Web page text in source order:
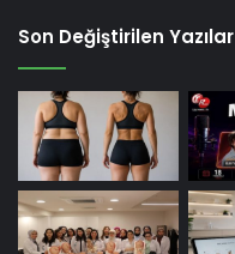
Son Değiştirilen Yazılar